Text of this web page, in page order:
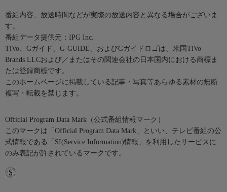
番組内容、放送時間などが実際の放送内容と異なる場合がございま
す。
番組データ提供元：IPG Inc.
TiVo、Gガイド、G-GUIDE、およびGガイドロゴは、米国TiVo
Brands LLCおよび／またはその関連会社の日本国内における商標ま
たは登録商標です。
このホームページに掲載している記事・写真等あらゆる素材の無断
複写・転載を禁じます。
Official Program Data Mark（公式番組情報マーク）
このマークは「Official Program Data Mark」といい、テレビ番組の公
式情報である「SI(Service Information)情報」を利用したサービスに
のみ表記が許されているマークです。